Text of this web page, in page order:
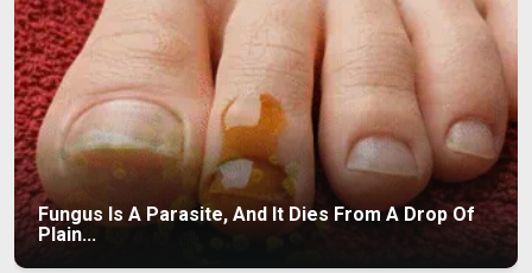
Fungus Is A Parasite, And It Dies From A Drop Of
Plain...